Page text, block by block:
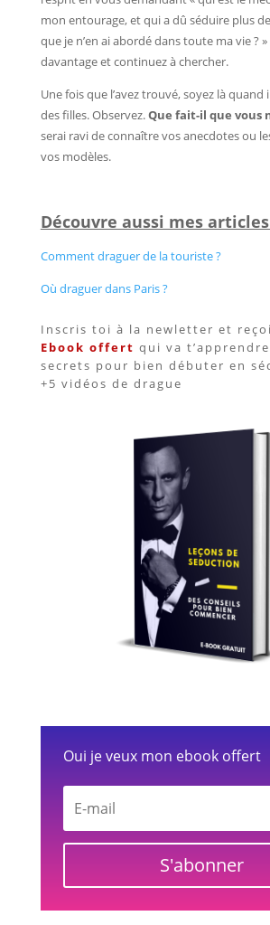
mon entourage, et qui a dû séduire plus
que je n’en ai abordé dans toute ma vie ?
davantage et continuez à chercher.
Une fois que l’avez trouvé, soyez là quand
des filles. Observez.Que fait-il que vous
serai ravi de connaître vos anecdotes ou
vos modèles.
Découvre aussi mes articles
Comment draguer de la touriste ?
Où draguer dans Paris ?
Inscris toi à la newletter et
Ebook offert qui va
secrets pour bien débuter en
+5 vidéos de drague
Oui je veux mon ebook offert
S'abonner